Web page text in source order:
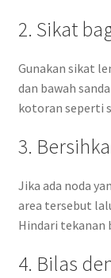
2. Sikat
Gunakan sikat
dan bawah
kotoran seperti
3.
Jika ada noda
area tersebut
Hindari tekanan
4. Bilas